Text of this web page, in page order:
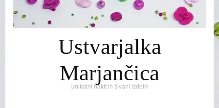
Ustvarjalka
Marjančica
Unikatni nakit in šivani izdelki